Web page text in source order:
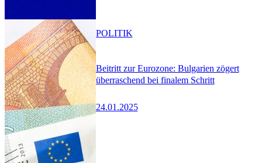
Beitritt zur Eurozone: Bulgarien zögert
überraschend bei finalem Schritt
24.01.2025
POLITIK